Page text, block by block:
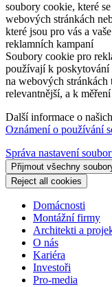
soubory cookie, které
webových stránkách
které jsou pro vás a
reklamních kampaní
Soubory cookie pro
používají k poskytování
na webových stránkách
relevantnější, a k
Další informace o
Oznámení o používání
Správa nastavení
Přijmout všechny
Reject all cookies
Domácnosti
Montážní firmy
Architekti a
O nás
Kariéra
Investoři
Pro-media